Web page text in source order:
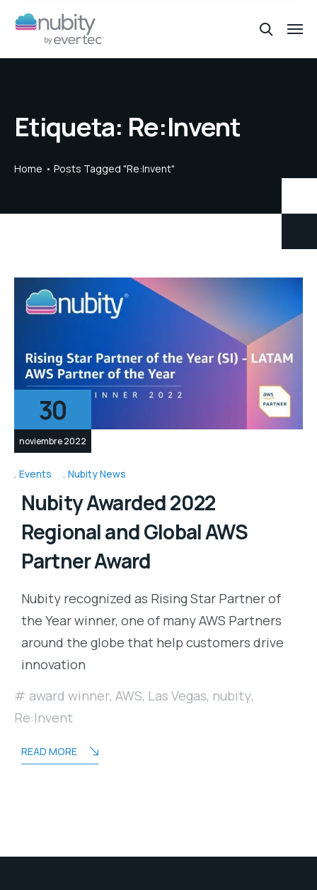
Etiqueta: Re:Invent
Home Posts Tagged "Re:Invent"
30
noviembre 2022
Events Nubity News
Nubity Awarded 2022
Regional and Global AWS
Partner Award
Nubity recognized as Rising Star Partner of
the Year winner, one of many AWS Partners
around the globe that help customers drive
innovation
award winner, AWS, Las Vegas, nubity,
Re:Invent
READ MORE